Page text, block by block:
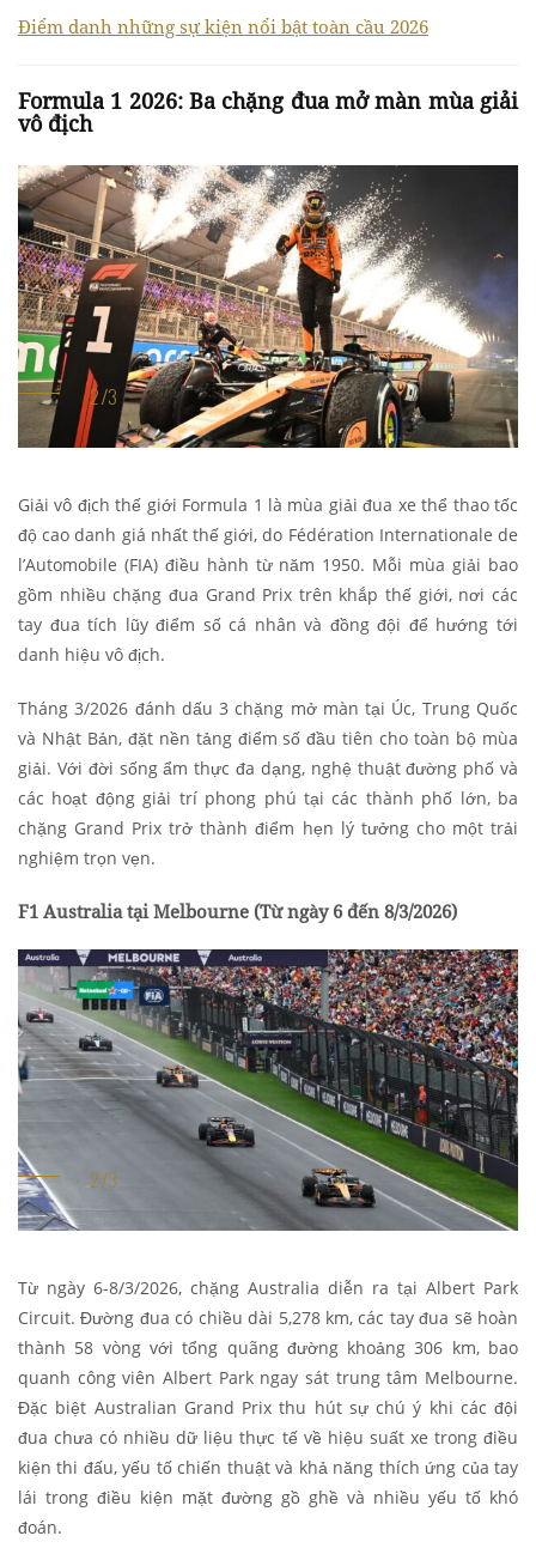
Điểm danh những sự kiện nổi bật toàn cầu 2026
Formula 1 2026: Ba chặng đua mở màn mùa giải
vô địch
Giải vô địch thế giới Formula 1 là mùa giải đua xe thể thao tốc
độ cao danh giá nhất thế giới, do Fédération Internationale de
l’Automobile (FIA) điều hành từ năm 1950. Mỗi mùa giải bao
gồm nhiều chặng đua Grand Prix trên khắp thế giới, nơi các
tay đua tích lũy điểm số cá nhân và đồng đội để hướng tới
danh hiệu vô địch.
Tháng 3/2026 đánh dấu 3 chặng mở màn tại Úc, Trung Quốc
và Nhật Bản, đặt nền tảng điểm số đầu tiên cho toàn bộ mùa
giải. Với đời sống ẩm thực đa dạng, nghệ thuật đường phố và
các hoạt động giải trí phong phú tại các thành phố lớn, ba
chặng Grand Prix trở thành điểm hẹn lý tưởng cho một trải
nghiệm trọn vẹn.
F1 Australia tại Melbourne (Từ ngày 6 đến 8/3/2026)
Từ ngày 6-8/3/2026, chặng Australia diễn ra tại Albert Park
Circuit. Đường đua có chiều dài 5,278 km, các tay đua sẽ hoàn
thành 58 vòng với tổng quãng đường khoảng 306 km, bao
quanh công viên Albert Park ngay sát trung tâm Melbourne.
Đặc biệt Australian Grand Prix thu hút sự chú ý khi các đội
đua chưa có nhiều dữ liệu thực tế về hiệu suất xe trong điều
kiện thi đấu, yếu tố chiến thuật và khả năng thích ứng của tay
lái trong điều kiện mặt đường gồ ghề và nhiều yếu tố khó
đoán.